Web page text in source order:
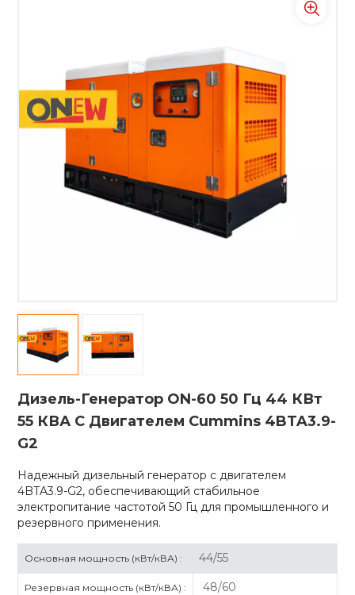
Дизель-Генератор ON-60 50 Гц 44 КВт
55 КВА С Двигателем Cummins 4BTA3.9-
G2
Надежный дизельный генератор с двигателем
4BTA3.9-G2, обеспечивающий стабильное
электропитание частотой 50 Гц для промышленного и
резервного применения.
Основная мощность (кВт/кВА) : 44/55
Резервная мощность (кВт/кВА) : 48/60